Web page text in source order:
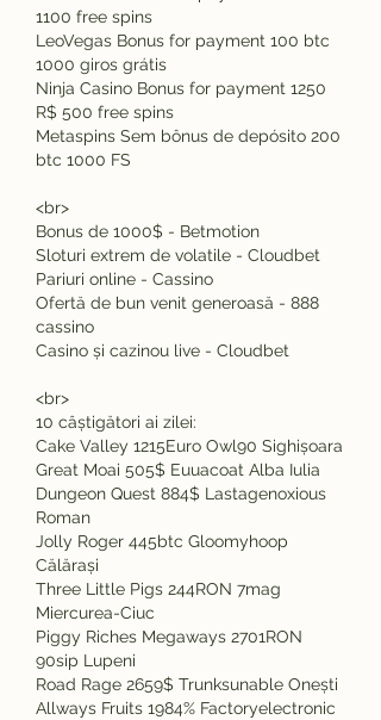
1100 free spins
LeoVegas Bonus for payment 100 btc
1000 giros grátis
Ninja Casino Bonus for payment 1250
R$ 500 free spins
Metaspins Sem bônus de depósito 200
btc 1000 FS
<br>
Bonus de 1000$ - Betmotion
Sloturi extrem de volatile - Cloudbet
Pariuri online - Cassino
Ofertă de bun venit generoasă - 888
cassino
Casino și cazinou live - Cloudbet
<br>
10 câștigători ai zilei:
Great Moai 505$ Euuacoat Alba Iulia
Dungeon Quest 884$ Lastagenoxious
Roman
Jolly Roger 445btc Gloomyhoop
Călărași
Three Little Pigs 244RON 7mag
Miercurea-Ciuc
Piggy Riches Megaways 2701RON
90sip Lupeni
Road Rage 2659$ Trunksunable Onești
Allways Fruits 1984% Factoryelectronic